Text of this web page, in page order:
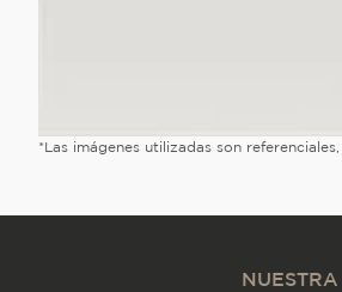
*Las imágenes utilizadas son